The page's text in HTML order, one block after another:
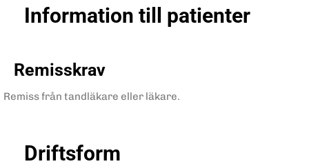
Information till patienter
Remisskrav
Remiss från tandläkare eller läkare.
Driftsform